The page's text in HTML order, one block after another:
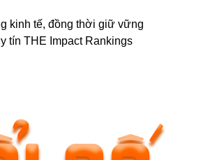
kinh tế, đồng thời giữ vững
tín THE Impact Rankings